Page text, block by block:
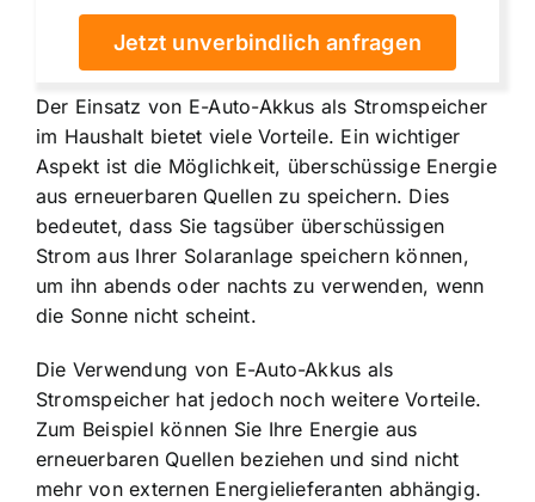
Jetzt unverbindlich anfragen
Der Einsatz von E-Auto-Akkus als Stromspeicher
im Haushalt bietet viele Vorteile. Ein wichtiger
Aspekt ist die Möglichkeit, überschüssige Energie
aus erneuerbaren Quellen zu speichern. Dies
bedeutet, dass Sie tagsüber überschüssigen
Strom aus Ihrer Solaranlage speichern können,
um ihn abends oder nachts zu verwenden, wenn
die Sonne nicht scheint.
Die Verwendung von E-Auto-Akkus als
Stromspeicher hat jedoch noch weitere Vorteile.
Zum Beispiel können Sie Ihre Energie aus
erneuerbaren Quellen beziehen und sind nicht
mehr von externen Energielieferanten abhängig.